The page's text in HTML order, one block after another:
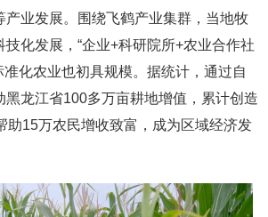
产业发展。围绕飞鹤产业集群，当地牧
化发展，“企业+科研院所+农业合作社
准化农业也初具规模。据统计，通过自
黑龙江省100多万亩耕地增值，累计创造
助15万农民增收致富，成为区域经济发